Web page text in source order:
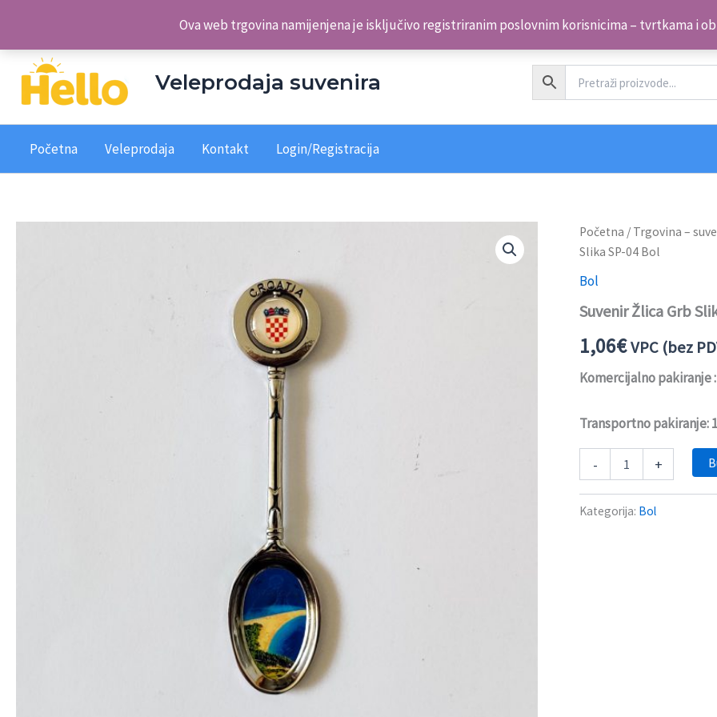
Ova web trgovina namijenjena je isključivo registriranim poslovnim korisnicima – tvrtkama i
content
Veleprodaja suvenira
Početna Veleprodaja Kontakt Login/Registracija
Početna / Trgovina –
Slika SP-04 Bol
Bol
Suvenir Žlica Grb
1,06€VPC (bez
Komercijalno pakiranje
Transportno pakiranje:
-
Suvenir
Žlica
Grb
Slika
04
količina
+
Kategorija: Bol